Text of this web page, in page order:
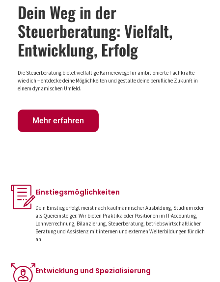
Dein Weg in der
Steuerberatung: Vielfalt,
Entwicklung, Erfolg
Die Steuerberatung bietet vielfältige Karrierewege für ambitionierte Fachkräfte
wie dich – entdecke deine Möglichkeiten und gestalte deine berufliche Zukunft in
einem dynamischen Umfeld.
Mehr erfahren
Einstiegs­möglichkeiten
Dein Einstieg erfolgt meist nach kaufmännischer Ausbildung, Studium oder
als Quereinsteiger. Wir bieten Praktika oder Positionen im IT-Accounting,
Lohnverrechnung, Bilanzierung, Steuerberatung, betriebswirtschaftlicher
Beratung und Assistenz mit internen und externen Weiterbildungen für dich
an.
Entwicklung und Spezialisierung